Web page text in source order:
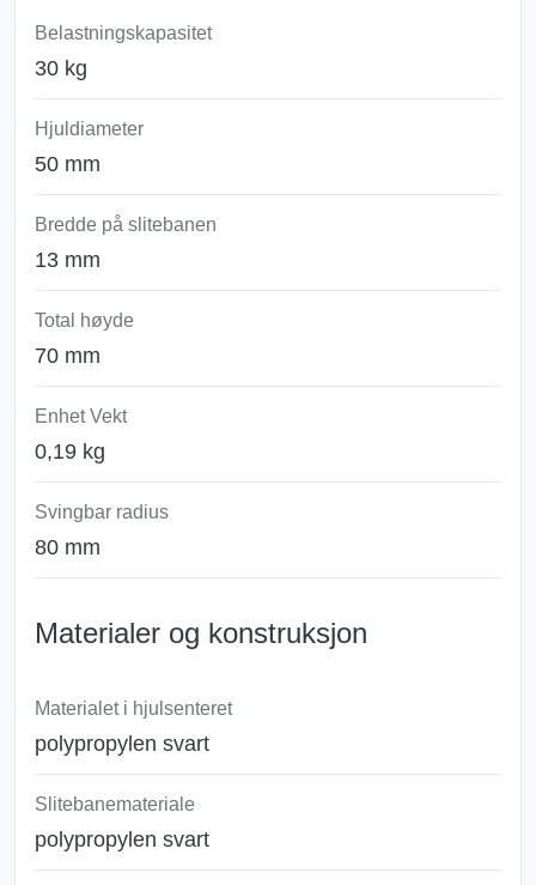
Belastningskapasitet
30 kg
Hjuldiameter
50 mm
Bredde på slitebanen
13 mm
Total høyde
70 mm
Enhet Vekt
0,19 kg
Svingbar radius
80 mm
Materialer og konstruksjon
Materialet i hjulsenteret
polypropylen svart
Slitebanemateriale
polypropylen svart